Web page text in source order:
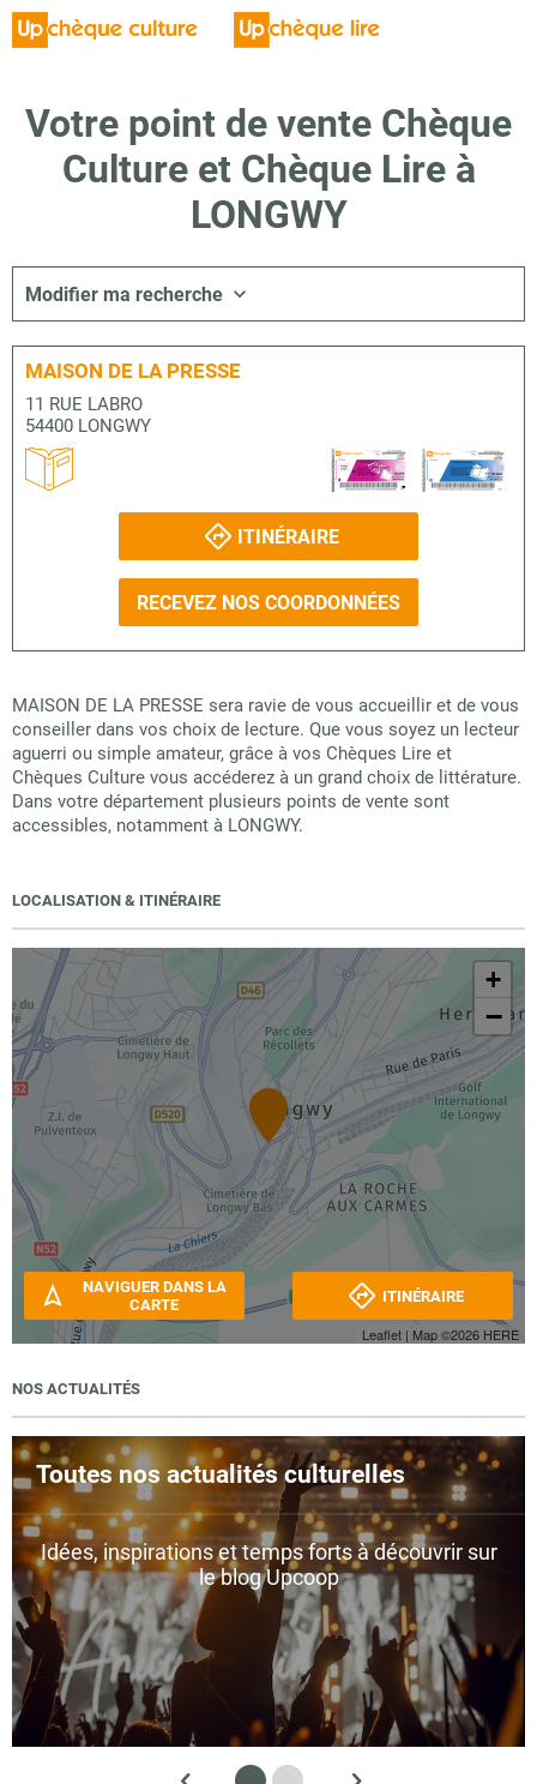
Votre point de vente Chèque
Culture et Chèque Lire à
LONGWY
Modifier ma recherche
MAISON DE LA PRESSE
11 RUE LABRO
54400 LONGWY
ITINÉRAIRE
RECEVEZ NOS COORDONNÉES
MAISON DE LA PRESSE sera ravie de vous accueillir et de vous
conseiller dans vos choix de lecture. Que vous soyez un lecteur
aguerri ou simple amateur, grâce à vos Chèques Lire et
Chèques Culture vous accéderez à un grand choix de littérature.
Dans votre département plusieurs points de vente sont
accessibles, notamment à LONGWY.
LOCALISATION & ITINÉRAIRE
+
−
Leaflet | Map ©2026 HERE
NAVIGUER DANS LA
CARTE
ITINÉRAIRE
NOS ACTUALITÉS
Toutes nos actualités culturelles
Idées, inspirations et temps forts à découvrir sur
le blog Upcoop